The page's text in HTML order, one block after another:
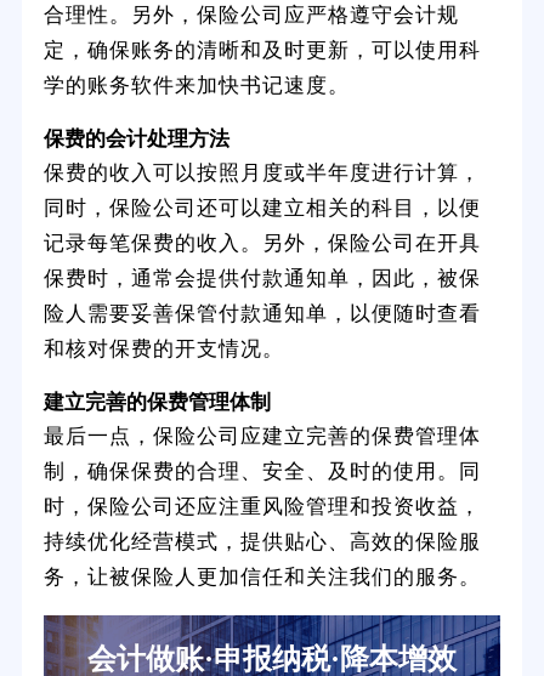
合理性。另外，保险公司应严格遵守会计规
定，确保账务的清晰和及时更新，可以使用科
学的账务软件来加快书记速度。
保费的会计处理方法
保费的收入可以按照月度或半年度进行计算，
同时，保险公司还可以建立相关的科目，以便
记录每笔保费的收入。另外，保险公司在开具
保费时，通常会提供付款通知单，因此，被保
险人需要妥善保管付款通知单，以便随时查看
和核对保费的开支情况。
建立完善的保费管理体制
最后一点，保险公司应建立完善的保费管理体
制，确保保费的合理、安全、及时的使用。同
时，保险公司还应注重风险管理和投资收益，
持续优化经营模式，提供贴心、高效的保险服
务，让被保险人更加信任和关注我们的服务。
会计做账·申报纳税·降本增效